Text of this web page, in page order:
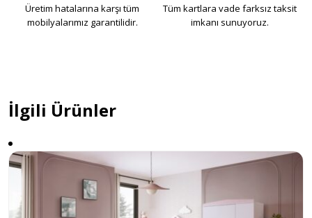
Üretim hatalarına karşı tüm
mobilyalarımız garantilidir.
Tüm kartlara vade farksız taksit
imkanı sunuyoruz.
İlgili Ürünler